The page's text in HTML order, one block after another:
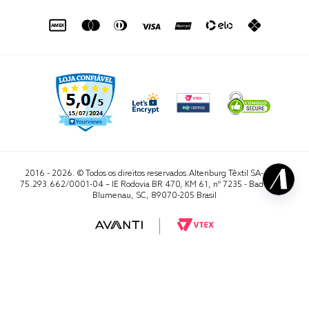
sac@altenburg.com.br
2016 - 2026. © Todos os direitos reservados.Altenburg Têxtil SA- CNPJ
75.293.662/0001-04 – IE Rodovia BR 470, KM 61, nº 7235 - Badenfurt,
Blumenau, SC, 89070-205 Brasil